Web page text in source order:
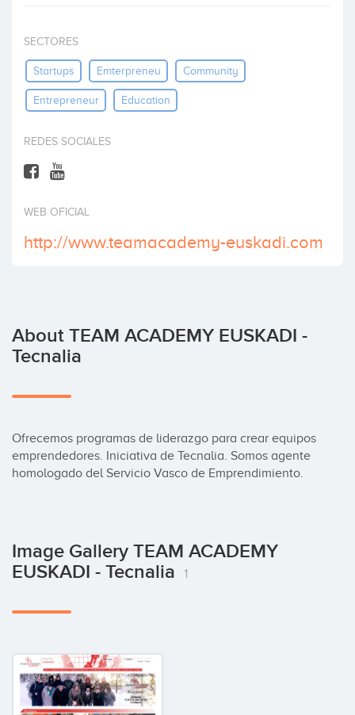
SECTORES
Startups Emterpreneu Community
Entrepreneur Education
REDES SOCIALES
WEB OFICIAL
http://www.teamacademy-euskadi.com
About TEAM ACADEMY EUSKADI -
Tecnalia
Ofrecemos programas de liderazgo para crear equipos
emprendedores. Iniciativa de Tecnalia. Somos agente
homologado del Servicio Vasco de Emprendimiento.
Image Gallery TEAM ACADEMY
EUSKADI - Tecnalia
1